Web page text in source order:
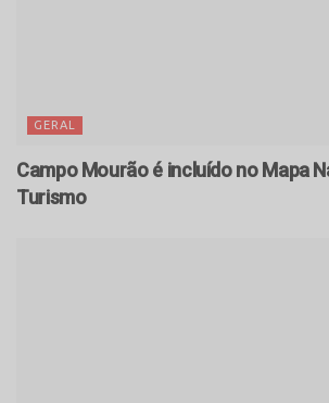
GERAL
Campo Mourão é incluído no Mapa
Turismo